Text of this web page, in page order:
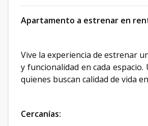
Apartamento a estrenar en
Vive la experiencia de estrenar
y funcionalidad en cada
quienes buscan calidad de vida
Cercanías: